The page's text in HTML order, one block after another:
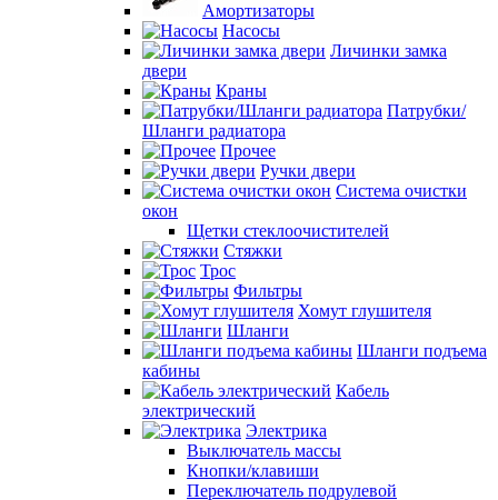
Амортизаторы
Насосы
Личинки замка
двери
Краны
Патрубки/
Шланги радиатора
Прочее
Ручки двери
Система очистки
окон
Щетки стеклоочистителей
Стяжки
Трос
Фильтры
Хомут глушителя
Шланги
Шланги подъема
кабины
Кабель
электрический
Электрика
Выключатель массы
Кнопки/клавиши
Переключатель подрулевой